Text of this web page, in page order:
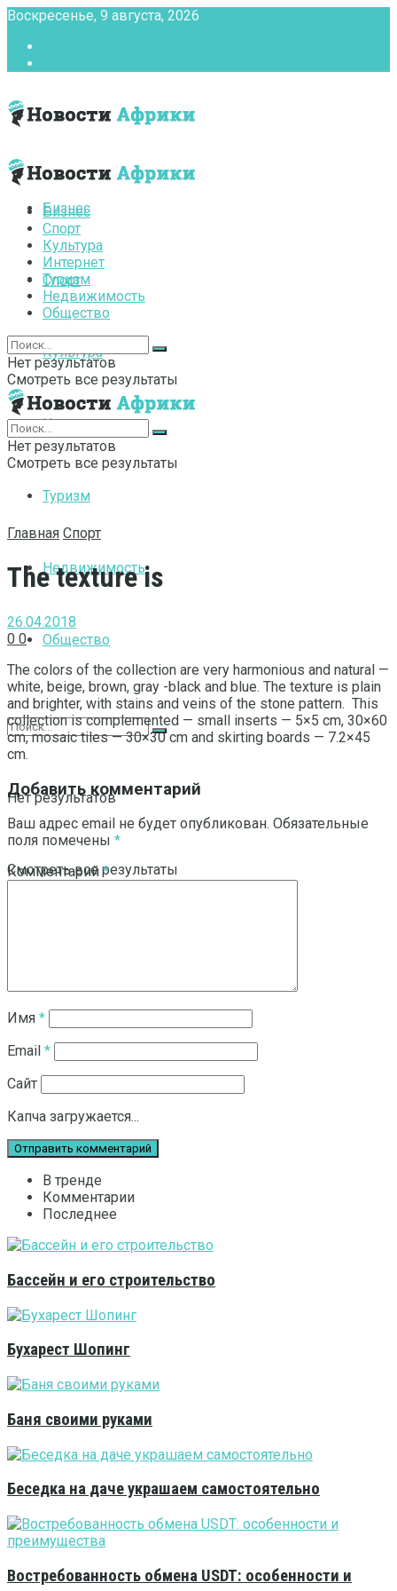
Воскресенье, 9 августа, 2026
Бизнес
Спорт
Культура
Интернет
Туризм
Недвижимость
Общество
Нет результатов
Смотреть все результаты
Бизнес
Спорт
Культура
Интернет
Туризм
Недвижимость
Общество
Нет результатов
Смотреть все результаты
Нет результатов
Смотреть все результаты
Главная Спорт
The texture is
26.04.2018
0 0
The colors of the collection are very harmonious and natural —
white, beige, brown, gray -black and blue. The texture is plain
and brighter, with stains and veins of the stone pattern. This
collection is complemented — small inserts — 5×5 cm, 30×60
cm, mosaic tiles — 30×30 cm and skirting boards — 7.2×45
cm.
Добавить комментарий
Ваш адрес email не будет опубликован. Обязательные
поля помечены *
Комментарий*
Имя *
Email *
Сайт
Капча загружается...
В тренде
Комментарии
Последнее
Бассейн и его строительство
Бухарест Шопинг
Баня своими руками
Беседка на даче украшаем самостоятельно
Востребованность обмена USDT: особенности и